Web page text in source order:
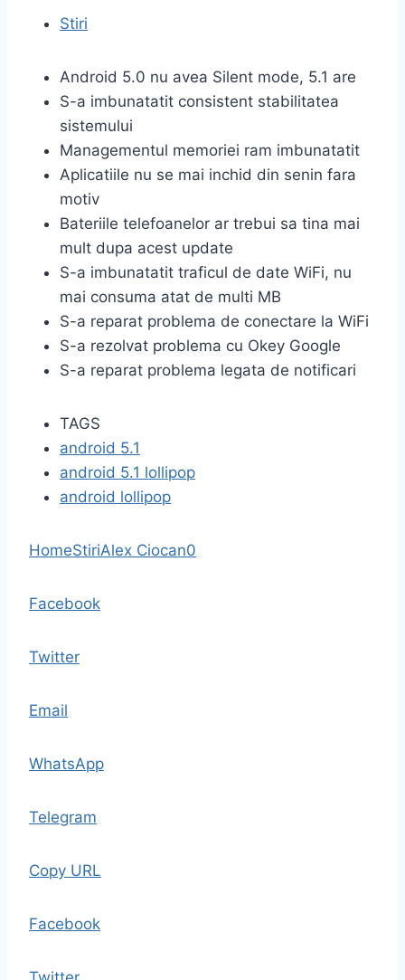
Stiri
Android 5.0 nu avea Silent mode, 5.1 are
S-a imbunatatit consistent stabilitatea
sistemului
Managementul memoriei ram imbunatatit
Aplicatiile nu se mai inchid din senin fara
motiv
Bateriile telefoanelor ar trebui sa tina mai
mult dupa acest update
S-a imbunatatit traficul de date WiFi, nu
mai consuma atat de multi MB
S-a reparat problema de conectare la WiFi
S-a rezolvat problema cu Okey Google
S-a reparat problema legata de notificari
TAGS
android 5.1
android 5.1 lollipop
android lollipop
HomeStiriAlex Ciocan0
Facebook
Twitter
Email
WhatsApp
Telegram
Copy URL
Facebook